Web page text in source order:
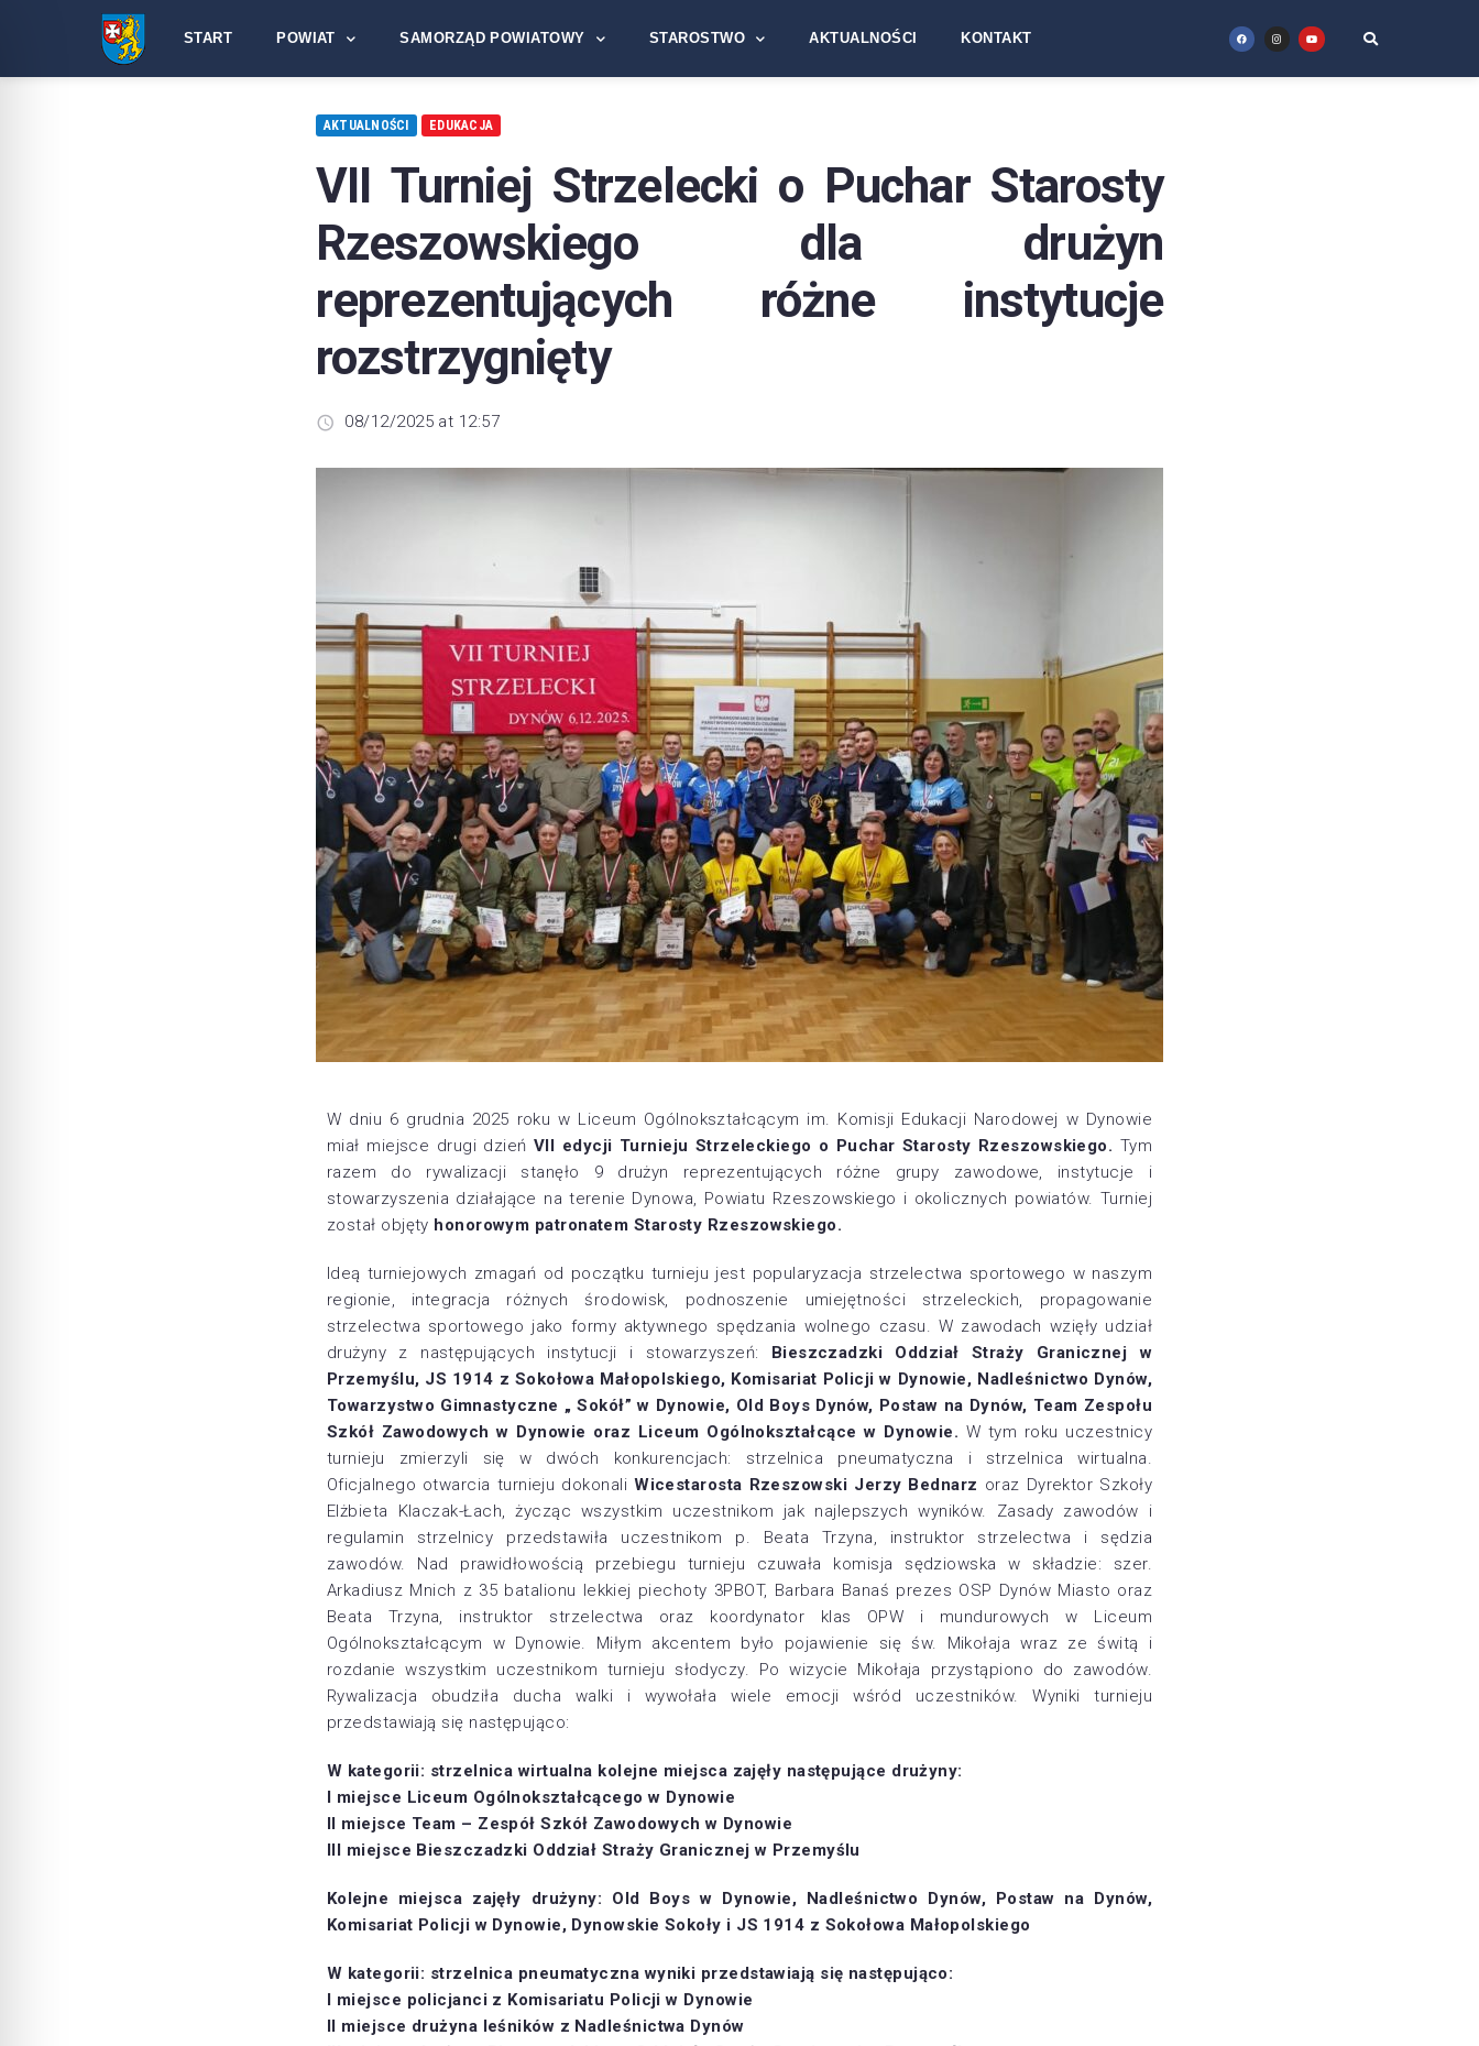
START POWIAT SAMORZĄD POWIATOWY STAROSTWO AKTUALNOŚCI KONTAKT
AKTUALNOŚCI EDUKACJA
VII Turniej Strzelecki o Puchar Starosty
Rzeszowskiego dla drużyn
reprezentujących różne instytucje
rozstrzygnięty
08/12/2025 at 12:57
W dniu 6 grudnia 2025 roku w Liceum Ogólnokształcącym im. Komisji Edukacji Narodowej w Dynowie
miał miejsce drugi dzień VII edycji Turnieju Strzeleckiego o Puchar Starosty Rzeszowskiego. Tym
razem
do rywalizacji stanęło 9 drużyn reprezentujących różne grupy zawodowe, instytucje i
stowarzyszenia działające na terenie Dynowa, Powiatu Rzeszowskiego i okolicznych powiatów. Turniej
został objęty honorowym patronatem Starosty Rzeszowskiego.
Ideą turniejowych zmagań od początku turnieju jest popularyzacja strzelectwa sportowego w naszym
regionie, integracja różnych środowisk, podnoszenie umiejętności strzeleckich, propagowanie
strzelectwa sportowego jako formy aktywnego spędzania wolnego czasu. W zawodach wzięły udział
drużyny z następujących instytucji i stowarzyszeń: Bieszczadzki Oddział Straży Granicznej w
Przemyślu, JS 1914 z Sokołowa Małopolskiego, Komisariat Policji w Dynowie, Nadleśnictwo Dynów,
Towarzystwo Gimnastyczne „ Sokół” w Dynowie, Old Boys Dynów, Postaw na Dynów, Team Zespołu
Szkół Zawodowych w Dynowie oraz Liceum Ogólnokształcące w Dynowie. W tym roku uczestnicy
turnieju zmierzyli się w dwóch konkurencjach: strzelnica pneumatyczna i strzelnica wirtualna.
Oficjalnego otwarcia turnieju dokonaliWicestarosta Rzeszowski Jerzy Bednarz oraz Dyrektor Szkoły
Elżbieta Klaczak-Łach, życząc wszystkim uczestnikom jak najlepszych wyników. Zasady zawodów i
regulamin strzelnicy przedstawiła uczestnikom p. Beata Trzyna, instruktor strzelectwa i sędzia
zawodów. Nad prawidłowością przebiegu turnieju czuwała komisja sędziowska w składzie: szer.
Arkadiusz Mnich z 35 batalionu lekkiej piechoty 3PBOT, Barbara Banaś prezes OSP Dynów Miasto oraz
Beata Trzyna, instruktor strzelectwa oraz koordynator klas OPW i mundurowych w Liceum
Ogólnokształcącym w Dynowie. Miłym akcentem było pojawienie się św. Mikołaja wraz ze świtą i
rozdanie wszystkim uczestnikom turnieju słodyczy. Po wizycie Mikołaja przystąpiono do zawodów.
Rywalizacja obudziła ducha walki i wywołała wiele emocji wśród uczestników. Wyniki turnieju
przedstawiają się następująco:
W kategorii: strzelnica wirtualna kolejne miejsca zajęły następujące drużyny:
I miejsce Liceum Ogólnokształcącego w Dynowie
II miejsce Team – Zespół Szkół Zawodowych w Dynowie
III miejsce Bieszczadzki Oddział Straży Granicznej w Przemyślu
Kolejne miejsca zajęły drużyny: Old Boys w Dynowie, Nadleśnictwo Dynów, Postaw na Dynów,
Komisariat Policji w Dynowie, Dynowskie Sokoły i JS 1914 z Sokołowa Małopolskiego
W kategorii: strzelnica pneumatyczna wyniki przedstawiają się następująco:
I miejsce policjanci z Komisariatu Policji w Dynowie
II miejsce drużyna leśników z Nadleśnictwa Dynów